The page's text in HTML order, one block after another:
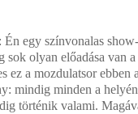
Én egy színvonalas
sok olyan előadása van
ez a mozdulatsor
mindig minden a
történik valami.